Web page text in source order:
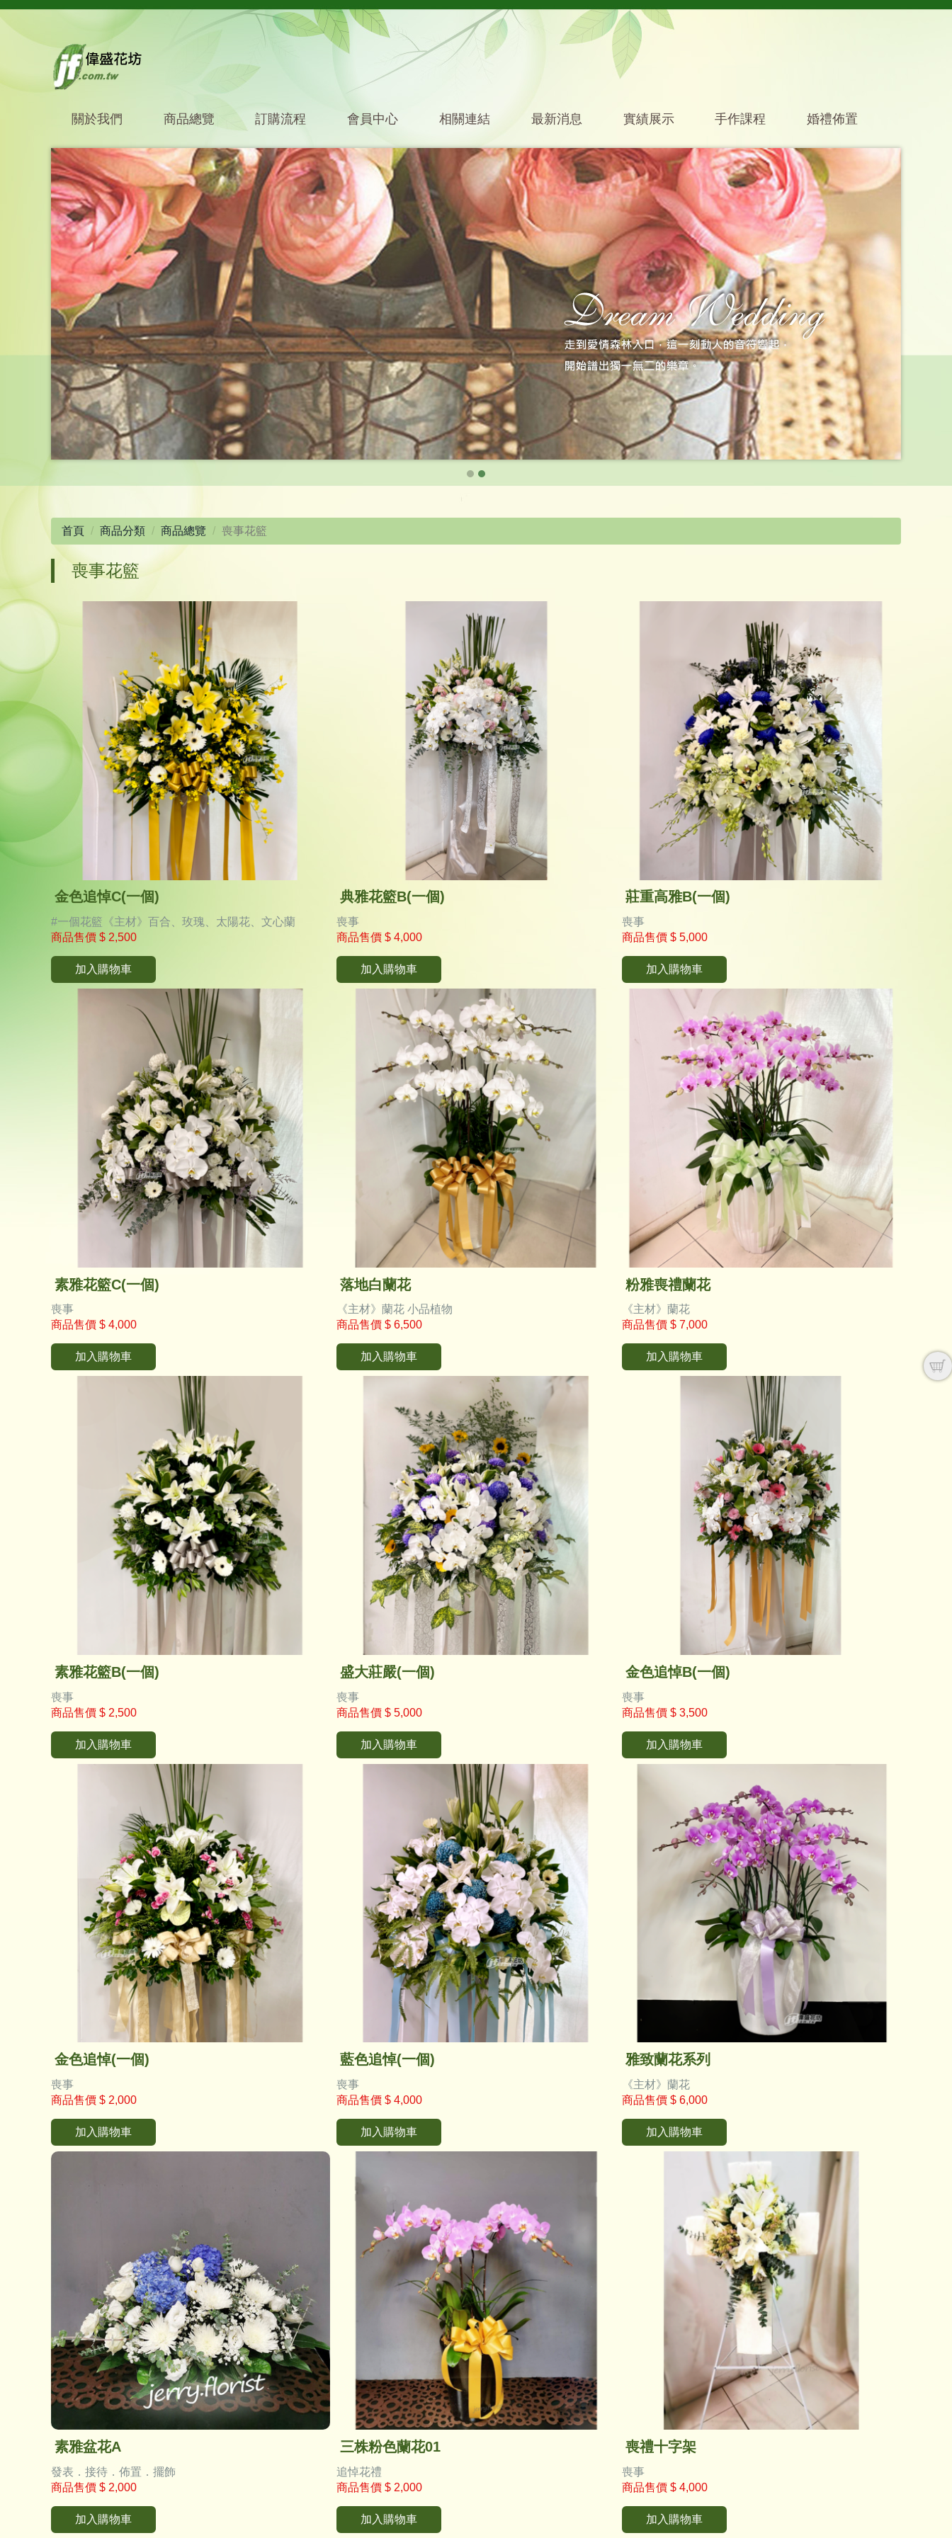
關於我們 商品總覽 訂購流程 會員中心 相關連結 最新消息 實績展示 手作課程 婚禮佈置
首頁 商品分類 商品總覽 喪事花籃
喪事花籃
金色追悼C(一個)
#一個花籃《主材》百合、玫瑰、太陽花、文心蘭
商品售價 $ 2,500
加入購物車
典雅花籃B(一個)
喪事
商品售價 $ 4,000
加入購物車
莊重高雅B(一個)
喪事
商品售價 $ 5,000
加入購物車
素雅花籃C(一個)
喪事
商品售價 $ 4,000
加入購物車
落地白蘭花
《主材》蘭花 小品植物
商品售價 $ 6,500
加入購物車
粉雅喪禮蘭花
《主材》蘭花
商品售價 $ 7,000
加入購物車
素雅花籃B(一個)
喪事
商品售價 $ 2,500
加入購物車
盛大莊嚴(一個)
喪事
商品售價 $ 5,000
加入購物車
金色追悼B(一個)
喪事
商品售價 $ 3,500
加入購物車
金色追悼(一個)
喪事
商品售價 $ 2,000
加入購物車
藍色追悼(一個)
喪事
商品售價 $ 4,000
加入購物車
雅致蘭花系列
《主材》蘭花
商品售價 $ 6,000
加入購物車
素雅盆花A
發表．接待．佈置．擺飾
商品售價 $ 2,000
加入購物車
三株粉色蘭花01
追悼花禮
商品售價 $ 2,000
加入購物車
喪禮十字架
喪事
商品售價 $ 4,000
加入購物車